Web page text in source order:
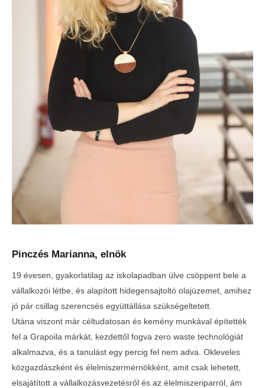
Pinczés Marianna, elnök
19 évesen, gyakorlatilag az iskolapadban ülve csöppent bele a
vállalkozói létbe, és alapított hidegensajtoltó olajüzemet, amihez
jó pár csillag szerencsés együttállása szükségeltetett.
Utána viszont már céltudatosan és kemény munkával építették
fel a Grapoila márkát, kezdettől fogva zero waste technológiát
alkalmazva, és a tanulást egy percig fel nem adva. Okleveles
közgazdászként és élelmiszermérnökként, amit csak lehetett,
elsajátított a vállalkozásvezetésről és az élelmiszeriparról, ám